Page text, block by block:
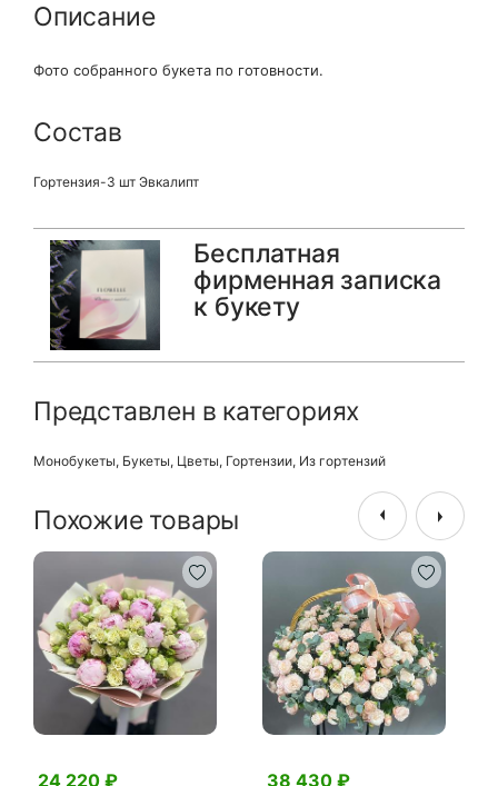
Описание
Фото собранного букета по готовности.
Состав
Гортензия-3 шт Эвкалипт
Бесплатная
фирменная записка
к букету
Представлен в категориях
Монобукеты, Букеты, Цветы, Гортензии, Из гортензий
Похожие товары
24 220 ₽ 38 430 ₽